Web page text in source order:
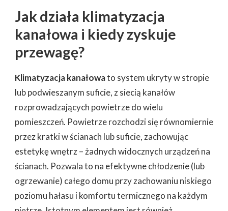
Jak działa klimatyzacja
kanałowa i kiedy zyskuje
przewagę?
Klimatyzacja kanałowato system ukryty w stropie
lub podwieszanym suficie, z siecią kanałów
rozprowadzających powietrze do wielu
pomieszczeń. Powietrze rozchodzi się równomiernie
przez kratki w ścianach lub suficie, zachowując
estetykę wnętrz – żadnych widocznych urządzeń na
ścianach. Pozwala to na efektywne chłodzenie (lub
ogrzewanie) całego domu przy zachowaniu niskiego
poziomu hałasu i komfortu termicznego na każdym